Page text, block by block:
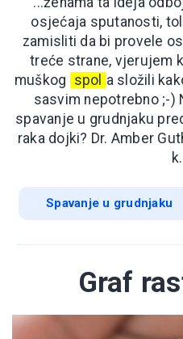
osjećaja sputanosti,
zamisliti da bi provele
treće strane, vjerujem
muškog spol a složili
sasvim nepotrebno ;-)
spavanje u grudnjaku
raka dojki? Dr. Amber
Spavanje u grudnjaku
Graf